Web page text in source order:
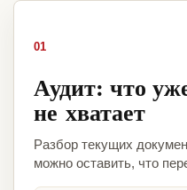
01
Аудит: что
не хватает
Разбор текущих
можно оставить, что